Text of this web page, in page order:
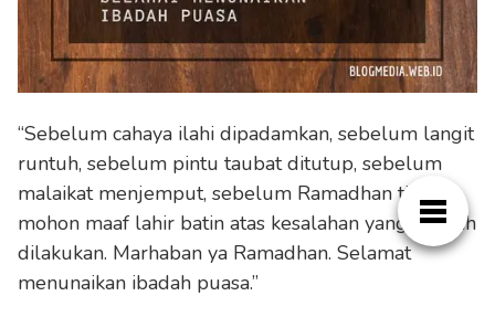
“Sebelum cahaya ilahi dipadamkan, sebelum langit
runtuh, sebelum pintu taubat ditutup, sebelum
malaikat menjemput, sebelum Ramadhan tiba,
mohon maaf lahir batin atas kesalahan yang pernah
dilakukan. Marhaban ya Ramadhan. Selamat
menunaikan ibadah puasa.”